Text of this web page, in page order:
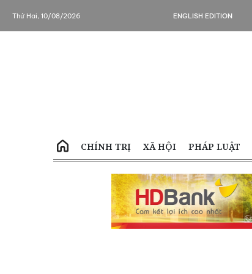
Thứ Hai, 10/08/2026 ENGLISH EDITION
CHÍNH TRỊ XÃ HỘI PHÁP LUẬT